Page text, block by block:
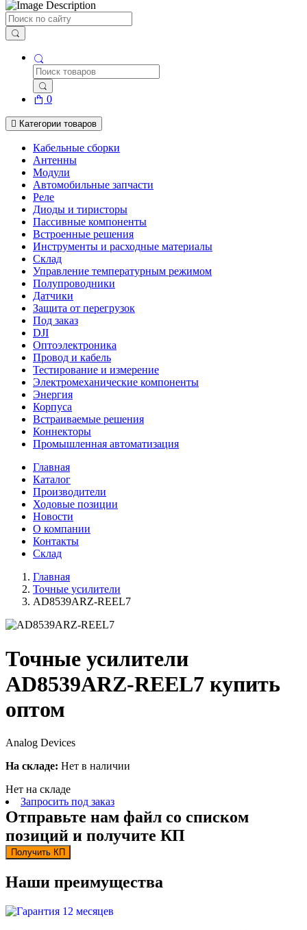
Поиск
0
Категории товаров
Кабельные сборки
Антенны
Модули
Автомобильные запчасти
Реле
Диоды и тиристоры
Пассивные компоненты
Встроенные решения
Инструменты и расходные материалы
Склад
Управление температурным режимом
Полупроводники
Датчики
Защита от перегрузок
Под заказ
DJI
Оптоэлектроника
Провод и кабель
Тестирование и измерение
Электромеханические компоненты
Энергия
Корпуса
Встраиваемые решения
Коннекторы
Промышленная автоматизация
Главная
Каталог
Производители
Ходовые позиции
Новости
О компании
Контакты
Склад
Главная
Точные усилители
AD8539ARZ-REEL7
Точные усилители
AD8539ARZ-REEL7 купить
оптом
Analog Devices
На складе: Нет в наличии
Нет на складе
Запросить под заказ
Отправьте нам файл со списком
позиций и получите КП
Получить КП
Наши преимущества